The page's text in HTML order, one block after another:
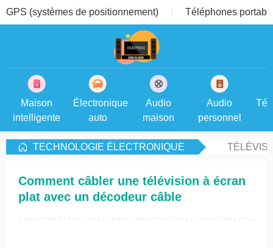
GPS (systèmes de positionnement) Téléphones
Maison
intelligente
Électronique
auto
Audio
maison
Audio
personnel
TECHNOLOGIE ÉLECTRONIQUE
Comment câbler une télévision à écran
plat avec un décodeur câble